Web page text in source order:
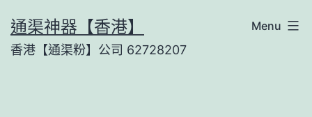
to
content
通渠神器【香港】
香港【通渠粉】公司 62728207
Menu